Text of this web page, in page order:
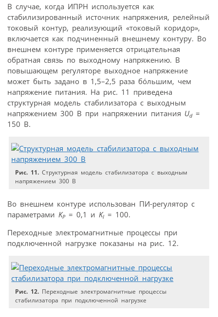
В случае, когда ИПРН используется как
стабилизированный источник напряжения, релейный
токовый контур, реализующий «токовый коридор»,
включается как подчиненный внешнему контуру. Во
внешнем контуре применяется отрицательная
обратная связь по выходному напряжению. В
повышающем регуляторе выходное напряжение
может быть задано в 1,5–2,5 раза бóльшим, чем
напряжение питания. На рис. 11 приведена
структурная модель стабилизатора с выходным
напряжением 300 В при напряжении питания Ud=
150 B.
Рис. 11. Структурная модель стабилизатора с выходным
напряжением 300 В
Во внешнем контуре использован ПИ-регулятор с
параметрами KP= 0,1 и KI = 100.
Переходные электромагнитные процессы при
подключенной нагрузке показаны на рис. 12.
Рис. 12. Переходные электромагнитные процессы
стабилизатора при подключенной нагрузке